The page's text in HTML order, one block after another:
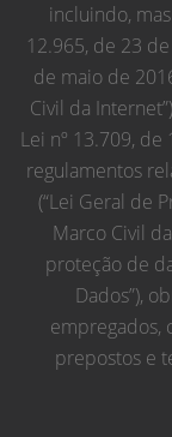
incluindo,
12.965, de 23
de maio de
Civil da
Lei nº 13.709,
regulamentos
(“Lei Geral de
Marco Civil
proteção de
Dados”),
empregados,
prepostos e